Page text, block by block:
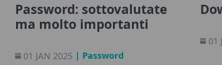
Password: sottovalutate
ma molto importanti
01 JAN 2025 | Password
01